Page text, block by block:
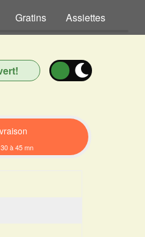
Gratins Assiettes
à 45 mn